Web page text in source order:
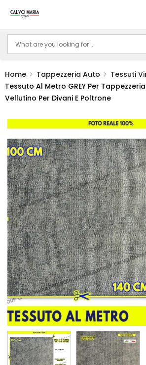
Home Tappezzeria Auto
Tessuti
Tessuto Al Metro GREY Per
Vellutino Per Divani E Poltrone